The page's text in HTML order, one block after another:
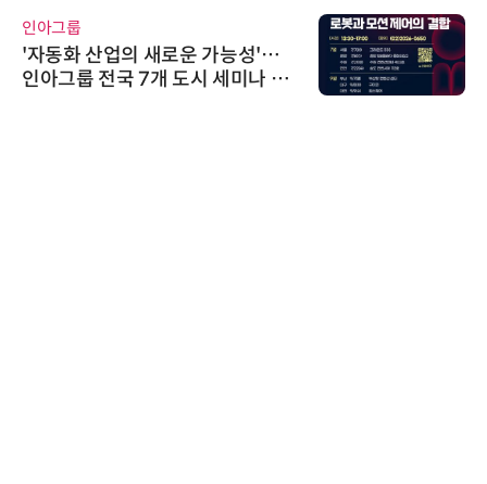
인아그룹
'자동화 산업의 새로운 가능성'…
인아그룹 전국 7개 도시 세미나 페